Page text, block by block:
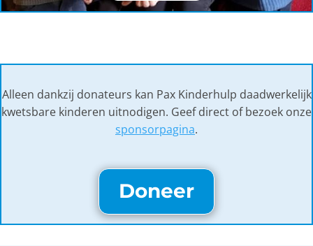
Alleen dankzij donateurs kan Pax Kinderhulp daadwerkelijk
kwetsbare kinderen uitnodigen. Geef direct of bezoek onze
sponsorpagina.
Doneer